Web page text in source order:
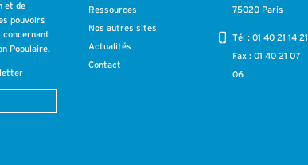
et de
pouvoirs
concernant
Populaire.
Ressources
Nos autres sites
Actualités
Contact
75020 Paris
Tél : 01 40 21 14 21
Fax : 01 40 21 07
06